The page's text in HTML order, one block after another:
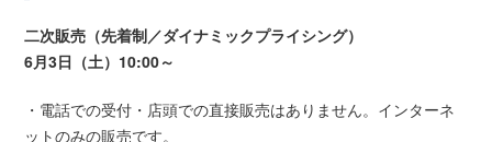
二次販売（先着制／ダイナミックプライシング）
6月3日（土）10:00～
・電話での受付・店頭での直接販売はありません。インターネ
ットのみの販売です。